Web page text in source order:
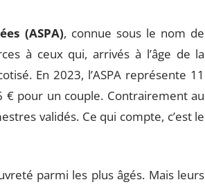
(ASPA), connue sous le nom de
à ceux qui, arrivés à l’âge de la
En 2023, l’ASPA représente 11
pour un couple. Contrairement au
validés. Ce qui compte, c’est le
parmi les plus âgés. Mais leurs